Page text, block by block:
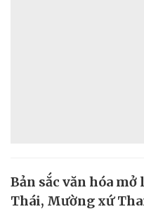
Bản sắc văn hóa
Thái, Mường xứ